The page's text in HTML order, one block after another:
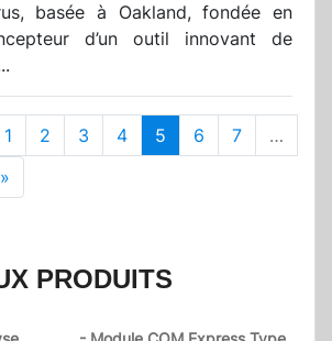
basée à Oakland, fondée en
d’un outil innovant de
1 2 3 4 5 6 7
…
PRODUITS